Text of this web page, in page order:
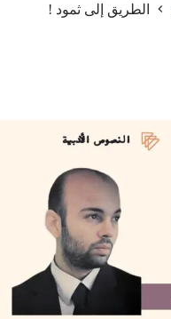
الطريق إلى ثمود !